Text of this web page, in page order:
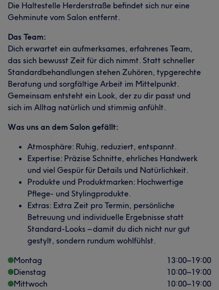
Die Haltestelle Herderstraße befindet sich nur eine
Gehminute vom Salon entfernt.
Das Team:
Dich erwartet ein aufmerksames, erfahrenes Team,
das sich bewusst Zeit für dich nimmt. Statt schneller
Standardbehandlungen stehen Zuhören, typgerechte
Beratung und sorgfältige Arbeit im Mittelpunkt.
Gemeinsam entsteht ein Look, der zu dir passt und
sich im Alltag natürlich und stimmig anfühlt.
Was uns an dem Salon gefällt:
Atmosphäre: Ruhig, reduziert, entspannt.
Expertise: Präzise Schnitte, ehrliches Handwerk
und viel Gespür für Details und Natürlichkeit.
Produkte und Produktmarken: Hochwertige
Pflege- und Stylingprodukte.
Extras: Extra Zeit pro Termin, persönliche
Betreuung und individuelle Ergebnisse statt
Standard-Looks – damit du dich nicht nur gut
gestylt, sondern rundum wohlfühlst.
Montag
13:00–19:00
Dienstag
10:00–19:00
Mittwoch
10:00–19:00